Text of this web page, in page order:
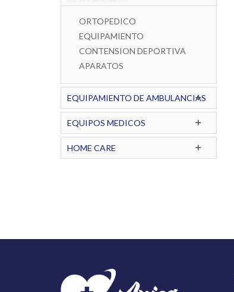
ORTOPEDICO
EQUIPAMIENTO
CONTENSION DEPORTIVA
APARATOS
EQUIPAMIENTO DE AMBULANCIAS
EQUIPOS MEDICOS
HOME CARE